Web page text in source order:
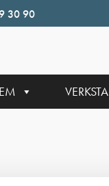
30 90